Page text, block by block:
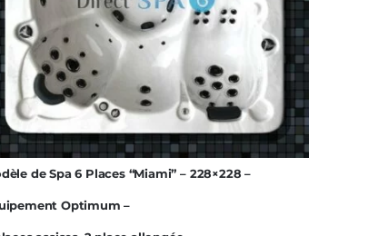
de Spa 6 Places “Miami” – 228×228 –
Optimum –